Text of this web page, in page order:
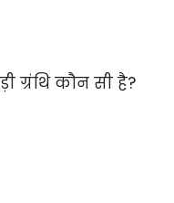
ग्रंथि कौन सी है?